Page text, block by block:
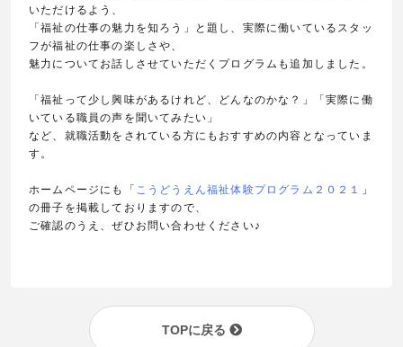
いただけるよう、
「福祉の仕事の魅力を知ろう」と題し、実際に働いているスタッ
フが福祉の仕事の楽しさや、
魅力についてお話しさせていただくプログラムも追加しました。
「福祉って少し興味があるけれど、どんなのかな？」「実際に働
いている職員の声を聞いてみたい」
など、就職活動をされている方にもおすすめの内容となっていま
す。
ホームページにも「 こうどうえん福祉体験プログラム２０２１
」
の冊子を掲載しておりますので、
ご確認のうえ、ぜひお問い合わせください♪
TOPに戻る